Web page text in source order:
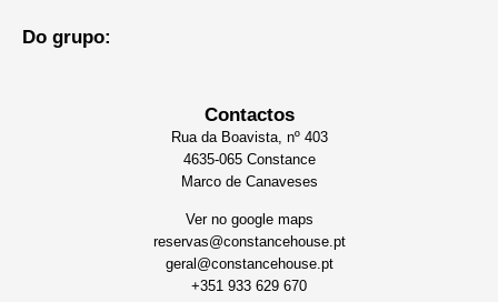
Do grupo:
Contactos
Rua da Boavista, nº 403
4635-065 Constance
Marco de Canaveses
Ver no google maps
reservas@constancehouse.pt
geral@constancehouse.pt
+351 933 629 670